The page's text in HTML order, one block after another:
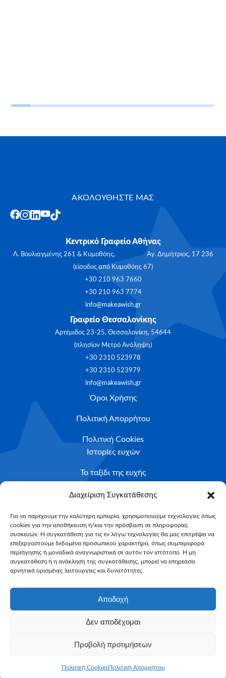
Διαχείριση Συγκατάθεσης
Για να παρέχουμε την καλύτερη εμπειρία, χρησιμοποιούμε τεχνολογίες όπως
cookies για την αποθήκευση ή/και την πρόσβαση σε πληροφορίες
συσκευών. Η συγκατάθεση για τις εν λόγω τεχνολογίες θα μας επιτρέψει να
επεξεργαστούμε δεδομένα προσωπικού χαρακτήρα, όπως συμπεριφορά
περιήγησης ή μοναδικά αναγνωριστικά σε αυτόν τον ιστότοπο. Η μη
συγκατάθεση ή η ανάκληση της συγκατάθεσης, μπορεί να επηρεάσει
αρνητικά ορισμένες λειτουργίες και δυνατότητες.
Αποδοχή
Δεν αποδέχομαι
Προβολή προτιμήσεων
Πολιτική CookiesΠολιτική Απορρήτου
ΑΚΟΛΟΥΘΗΣΤΕ ΜΑΣ
Κεντρικό Γραφείο Αθήνας
Λ. Βουλιαγμένης 261 & Κυμοθόης, Αγ. Δημήτριος, 17 236
(είσοδος από Κυμοθόης 67)
+30 210 963 7660
+30 210 963 7774
info@makeawish.gr
Γραφείο Θεσσαλονίκης
Αρτέμιδος 23-25, Θεσσαλονίκη, 54644
(πλησίον Μετρό Ανάληψη)
+30 2310 523978
+30 2310 523979
info@makeawish.gr
Όροι Χρήσης
Πολιτική Απορρήτου
Πολιτική Cookies
Ιστορίες ευχών
Το ταξίδι της ευχής
Κριτήρια Καταλληλότητας
Υποβολή Αιτήματος
NEWSLETTER
Email*
All Rights Reserved